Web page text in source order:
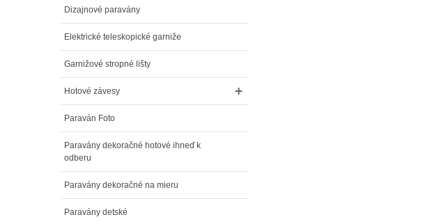
Dizajnové paravány
Elektrické teleskopické garniže
Garnižové stropné lišty
Hotové závesy
Paraván Foto
Paravány dekoračné hotové ihneď k
odberu
Paravány dekoračné na mieru
Paravány detské